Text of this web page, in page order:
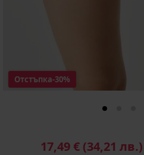
Отстъпка-30%
17,49 € (34,21 лв.)